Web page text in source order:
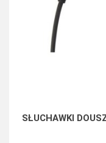
SŁUCHAWKI